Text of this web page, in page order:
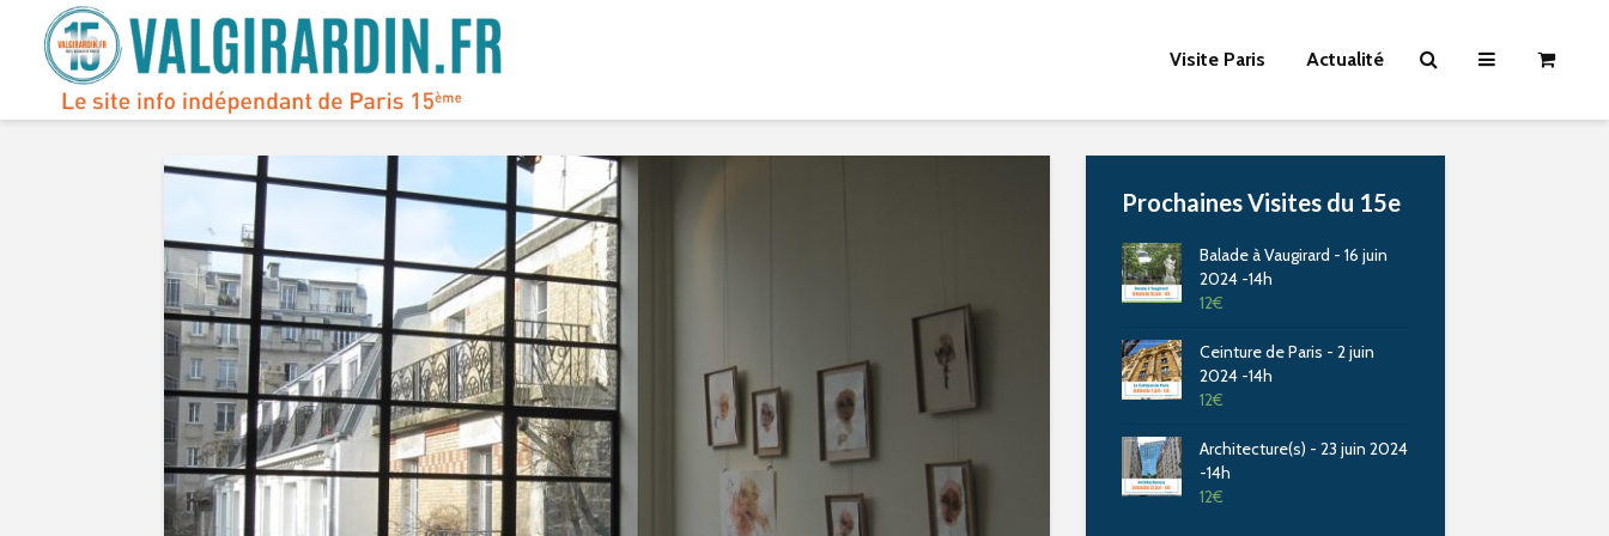
Visite Paris Actualité
Prochaines Visites du 15e
Balade à Vaugirard - 16 juin
2024 -14h
12€
Ceinture de Paris - 2 juin
2024 -14h
12€
Architecture(s) - 23 juin 2024
-14h
12€